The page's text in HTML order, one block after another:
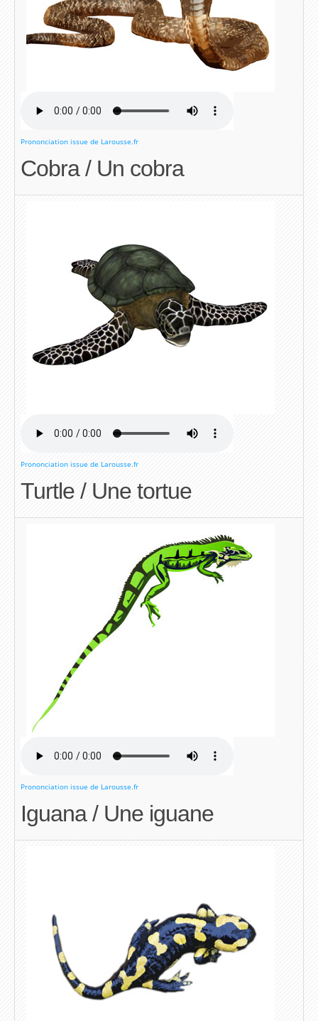
Prononciation issue de Larousse.fr
Cobra / Un cobra
Prononciation issue de Larousse.fr
Turtle / Une tortue
Prononciation issue de Larousse.fr
Iguana / Une iguane